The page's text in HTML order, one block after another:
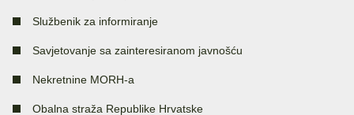
Službenik za informiranje
Savjetovanje sa zainteresiranom javnošću
Nekretnine MORH-a
Obalna straža Republike Hrvatske